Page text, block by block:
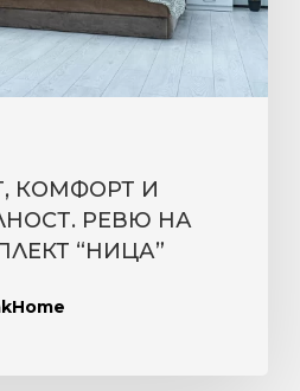
КОМФОРТ И
РЕВЮ НА
“НИЦА”